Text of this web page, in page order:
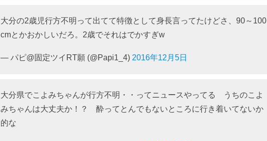
大分の2歳児行方不明って出てて特徴として身長言ってたけどさ、90～100
cmとかおかしいだろ。2歳でそれはでかすぎw
— パピ@固定ツイRT願 (@Papi1_4) 2016年12月5日
大分県でこよみちゃんが行方不明・・ってニュースやってる うちのこよ
みちゃんは大丈夫か！？ 酔ってとんでもないところに行き着いてないか
的な